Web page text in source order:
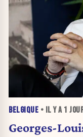
BELGIQUE • IL Y A 1
Georges-